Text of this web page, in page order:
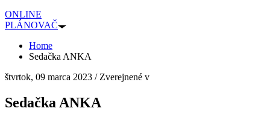
ONLINE
PLÁNOVAČ
Home
Sedačka ANKA
štvrtok, 09 marca 2023 /Zverejnené v
Sedačka ANKA